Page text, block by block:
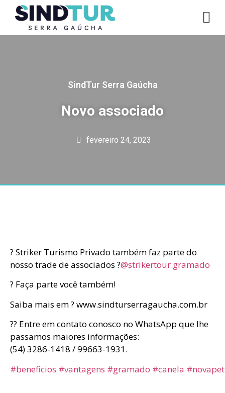
SindTur Serra Gaúcha
Novo associado
fevereiro 24, 2023
? Striker Turismo Privado também faz parte do
nosso trade de associados ?@strikertour.gramado
? Faça parte você também!
Saiba mais em ? www.sindturserragaucha.com.br
?? Entre em contato conosco no WhatsApp que lhe
passamos maiores informações:
(54) 3286-1418 / 99663-1931.
#beneficios #vantagens #gramado #canela